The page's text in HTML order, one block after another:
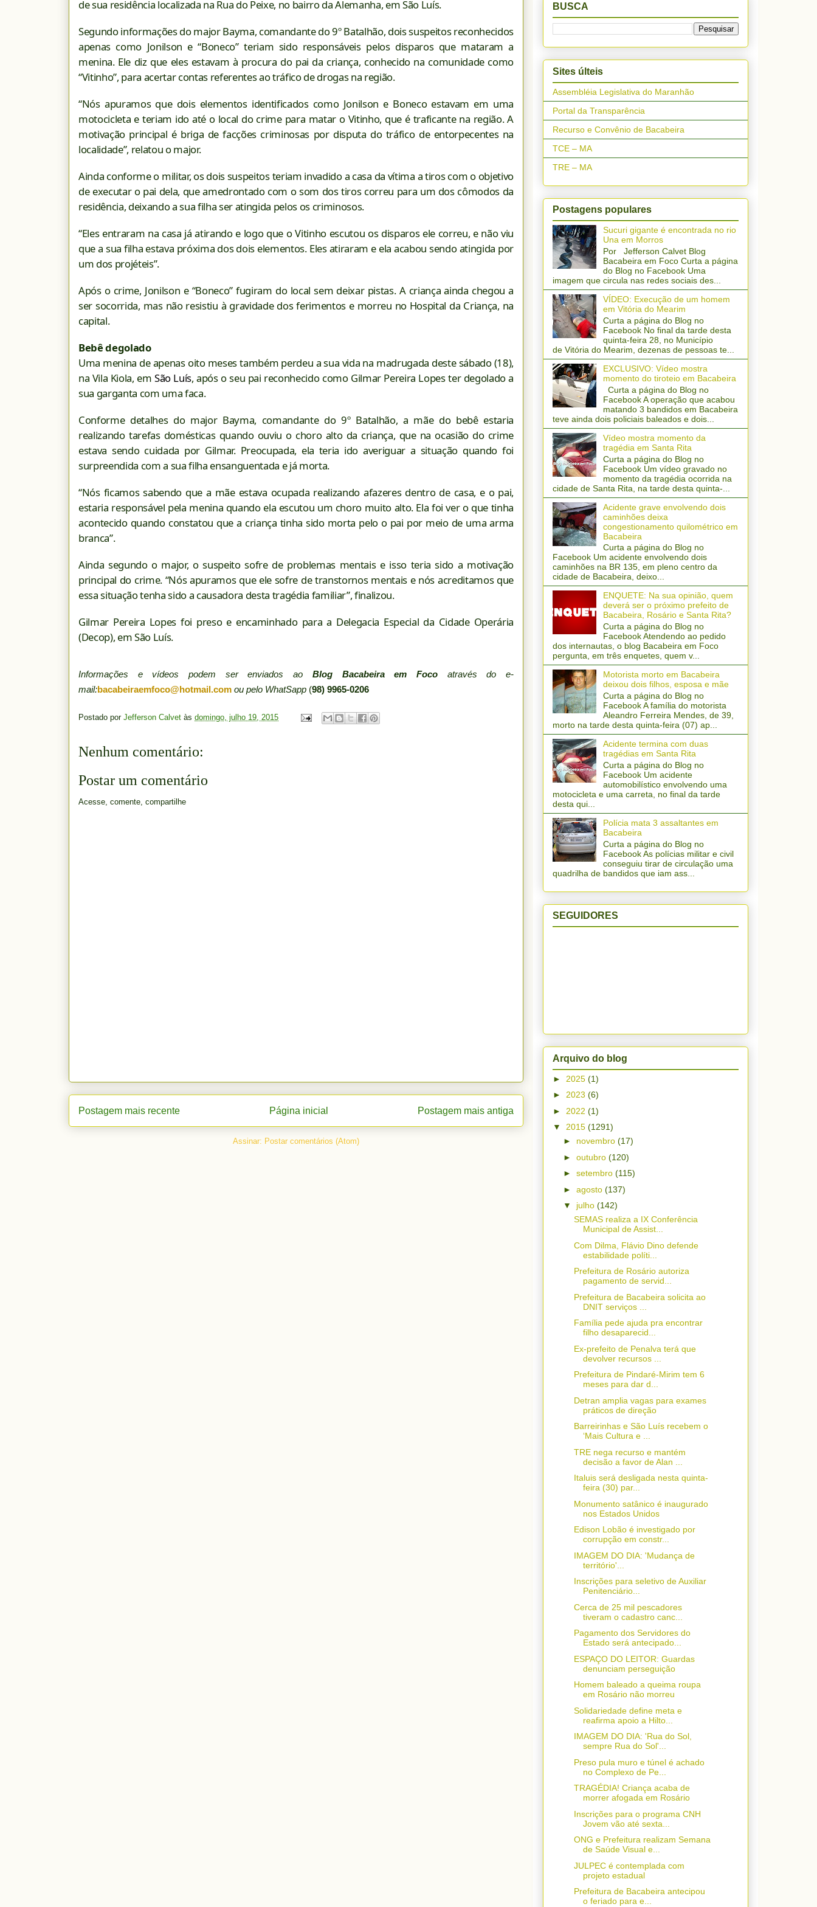
de sua residência localizada na Rua do Peixe, no bairro daAlemanha, em São Luís.
Segundo informações do major Bayma, comandante do 9º Batalhão, dois suspeitos reconhecidos
apenas como Jonilson e “Boneco” teriam sido responsáveis pelos disparos que mataram a
menina. Ele diz que eles estavam à procura do pai da criança, conhecido na comunidade como
“Vitinho”, para acertar contas referentes ao tráfico de drogas na região.
“Nós apuramos que dois elementos identificados como Jonilson e Boneco estavam em uma
motocicleta e teriam ido até o local do crime para matar o Vitinho, que é traficante na região. A
motivação principal é briga de facções criminosas por disputa do tráfico de entorpecentes na
localidade”, relatou o major.
Ainda conforme o militar, os dois suspeitos teriam invadido a casa da vítima a tiros com o objetivo
de executar o pai dela, que amedrontado com o som dos tiros correu para um dos cômodos da
residência, deixando a sua filha ser atingida pelos os criminosos.
“Eles entraram na casa já atirando e logo que o Vitinho escutou os disparos ele correu, e não viu
que a sua filha estava próxima dos dois elementos. Eles atiraram e ela acabou sendo atingida por
um dos projéteis”.
Após o crime, Jonilson e “Boneco” fugiram do local sem deixar pistas. A criança ainda chegou a
ser socorrida, mas não resistiu à gravidade dos ferimentos e morreu no Hospital da Criança, na
capital.
Bebê degolado
Uma menina de apenas oito meses também perdeu a sua vida na madrugada deste sábado (18),
na Vila Kiola, em São Luís, após o seu pai reconhecido como Gilmar Pereira Lopes ter degolado a
sua garganta com uma faca.
Conforme detalhes do major Bayma, comandante do 9º Batalhão, a mãe do bebê estaria
realizando tarefas domésticas quando ouviu o choro alto da criança, que na ocasião do crime
estava sendo cuidada por Gilmar. Preocupada, ela teria ido averiguar a situação quando foi
surpreendida com a sua filha ensanguentada e já morta.
“Nós ficamos sabendo que a mãe estava ocupada realizando afazeres dentro de casa, e o pai,
estaria responsável pela menina quando ela escutou um choro muito alto. Ela foi ver o que tinha
acontecido quando constatou que a criança tinha sido morta pelo o pai por meio de uma arma
branca”.
Ainda segundo o major, o suspeito sofre de problemas mentais e isso teria sido a motivação
principal do crime. “Nós apuramos que ele sofre de transtornos mentais e nós acreditamos que
essa situação tenha sido a causadora desta tragédia familiar”, finalizou.
Gilmar Pereira Lopes foi preso e encaminhado para a Delegacia Especial da Cidade Operária
(Decop), em São Luís.
Informações e vídeos podem ser enviados ao Blog Bacabeira em Focoatravés do e-
mail:bacabeiraemfoco@hotmail.com ou pelo WhatSapp (98) 9965-0206
Postado por Jefferson Calvet às domingo, julho 19, 2015
Nenhum comentário:
Postar um comentário
Acesse, comente, compartilhe
Postagem mais recente Postagem mais antiga
Página inicial
Assinar: Postar comentários (Atom)
BUSCA
Sites últeis
Assembléia Legislativa do Maranhão
Portal da Transparência
Recurso e Convênio de Bacabeira
TCE – MA
TRE – MA
Postagens populares
Sucuri gigante é encontrada no rio
Una em Morros
Por Jefferson Calvet Blog
Bacabeira em Foco Curta a página
do Blog no Facebook Uma
imagem que circula nas redes sociais des...
VÍDEO: Execução de um homem
em Vitória do Mearim
Curta a página do Blog no
Facebook No final da tarde desta
quinta-feira 28, no Município
de Vitória do Mearim, dezenas de pessoas te...
EXCLUSIVO: Vídeo mostra
momento do tiroteio em Bacabeira
Curta a página do Blog no
Facebook A operação que acabou
matando 3 bandidos em Bacabeira
teve ainda dois policiais baleados e dois...
Vídeo mostra momento da
tragédia em Santa Rita
Curta a página do Blog no
Facebook Um vídeo gravado no
momento da tragédia ocorrida na
cidade de Santa Rita, na tarde desta quinta-...
Acidente grave envolvendo dois
caminhões deixa
congestionamento quilométrico em
Bacabeira
Curta a página do Blog no
Facebook Um acidente envolvendo dois
caminhões na BR 135, em pleno centro da
cidade de Bacabeira, deixo...
ENQUETE: Na sua opinião, quem
deverá ser o próximo prefeito de
Bacabeira, Rosário e Santa Rita?
Curta a página do Blog no
Facebook Atendendo ao pedido
dos internautas, o blog Bacabeira em Foco
pergunta, em três enquetes, quem v...
Motorista morto em Bacabeira
deixou dois filhos, esposa e mãe
Curta a página do Blog no
Facebook A família do motorista
Aleandro Ferreira Mendes, de 39,
morto na tarde desta quinta-feira (07) ap...
Acidente termina com duas
tragédias em Santa Rita
Curta a página do Blog no
Facebook Um acidente
automobilístico envolvendo uma
motocicleta e uma carreta, no final da tarde
desta qui...
Polícia mata 3 assaltantes em
Bacabeira
Curta a página do Blog no
Facebook As polícias militar e civil
conseguiu tirar de circulação uma
quadrilha de bandidos que iam ass...
SEGUIDORES
Arquivo do blog
► 2025 (1)
► 2023 (6)
► 2022 (1)
▼ 2015 (1291)
► novembro (17)
► outubro (120)
► setembro (115)
► agosto (137)
▼ julho (142)
SEMAS realiza a IX Conferência
Municipal de Assist...
Com Dilma, Flávio Dino defende
estabilidade políti...
Prefeitura de Rosário autoriza
pagamento de servid...
Prefeitura de Bacabeira solicita ao
DNIT serviços ...
Família pede ajuda pra encontrar
filho desaparecid...
Ex-prefeito de Penalva terá que
devolver recursos ...
Prefeitura de Pindaré-Mirim tem 6
meses para dar d...
Detran amplia vagas para exames
práticos de direção
Barreirinhas e São Luís recebem o
‘Mais Cultura e ...
TRE nega recurso e mantém
decisão a favor de Alan ...
Italuis será desligada nesta quinta-
feira (30) par...
Monumento satânico é inaugurado
nos Estados Unidos
Edison Lobão é investigado por
corrupção em constr...
IMAGEM DO DIA: 'Mudança de
território'...
Inscrições para seletivo de Auxiliar
Penitenciário...
Cerca de 25 mil pescadores
tiveram o cadastro canc...
Pagamento dos Servidores do
Estado será antecipado...
ESPAÇO DO LEITOR: Guardas
denunciam perseguição
Homem baleado a queima roupa
em Rosário não morreu
Solidariedade define meta e
reafirma apoio a Hilto...
IMAGEM DO DIA: 'Rua do Sol,
sempre Rua do Sol'...
Preso pula muro e túnel é achado
no Complexo de Pe...
TRAGÉDIA! Criança acaba de
morrer afogada em Rosário
Inscrições para o programa CNH
Jovem vão até sexta...
ONG e Prefeitura realizam Semana
de Saúde Visual e...
JULPEC é contemplada com
projeto estadual
Prefeitura de Bacabeira antecipou
o feriado para e...